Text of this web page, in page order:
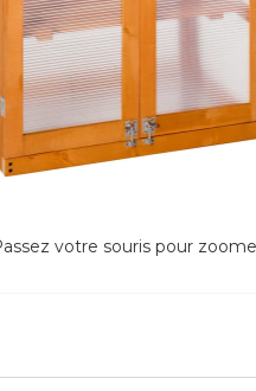
votre souris pour